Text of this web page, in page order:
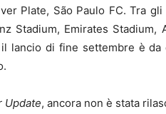
Plate, São Paulo FC. Tra
Stadium, Emirates Stadium,
lancio di fine settembre è
Update, ancora non è stata